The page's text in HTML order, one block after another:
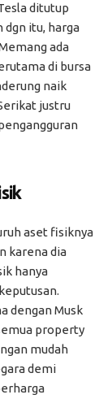
ditutup
dgn itu, harga
ada
di bursa
naik
justru
aset fisiknya
karena dia
hanya
dengan Musk
property
mudah
demi